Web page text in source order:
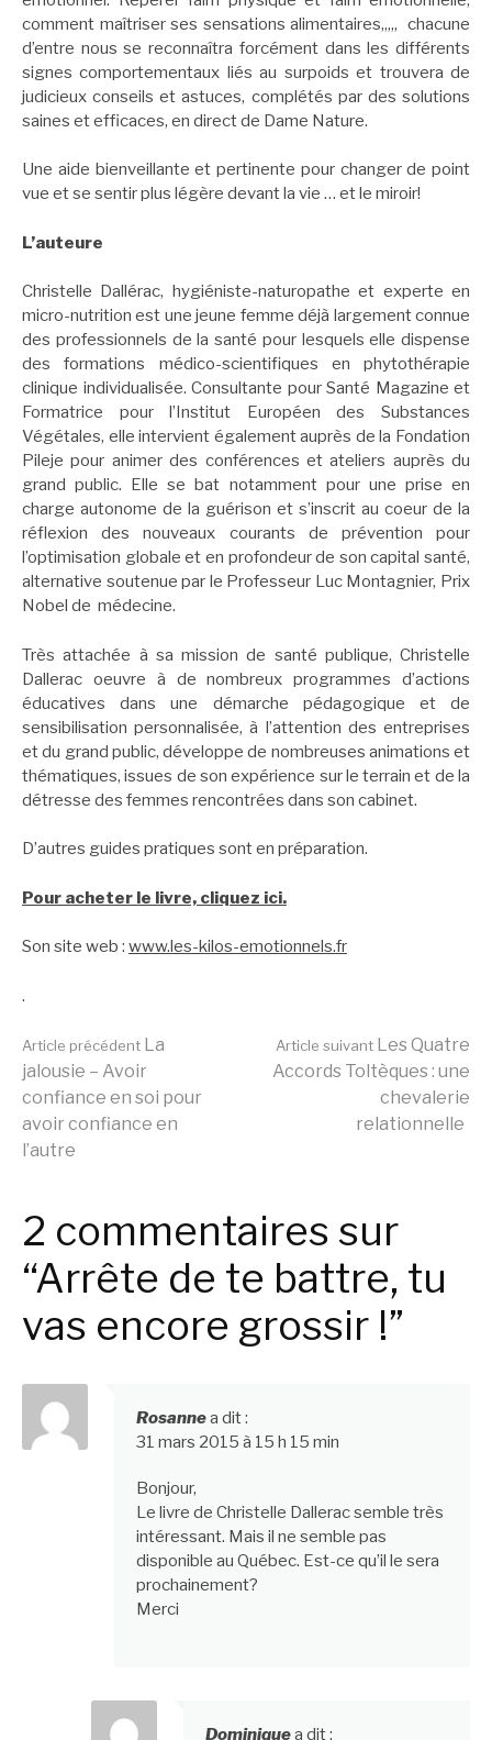
comment maîtriser ses sensations alimentaires,,,,, chacune
d’entre nous se reconnaîtra forcément dans les différents
signes comportementaux liés au surpoids et trouvera de
judicieux conseils et astuces, complétés par des solutions
saines et efficaces, en direct de Dame Nature.
Une aide bienveillante et pertinente pour changer de point
vue et se sentir plus légère devant la vie … et le miroir!
L’auteure
Christelle Dallérac, hygiéniste-naturopathe et experte en
micro-nutrition est une jeune femme déjà largement connue
des professionnels de la santé pour lesquels elle dispense
des formations médico-scientifiques en phytothérapie
clinique individualisée. Consultante pour Santé Magazine et
Formatrice pour l’Institut Européen des Substances
Végétales, elle intervient également auprès de la Fondation
Pileje pour animer des conférences et ateliers auprès du
grand public. Elle se bat notamment pour une prise en
charge autonome de la guérison et s’inscrit au coeur de la
réflexion des nouveaux courants de prévention pour
l’optimisation globale et en profondeur de son capital santé,
alternative soutenue par le Professeur Luc Montagnier, Prix
Nobel de médecine.
Très attachée à sa mission de santé publique, Christelle
Dallerac oeuvre à de nombreux programmes d’actions
éducatives dans une démarche pédagogique et de
sensibilisation personnalisée, à l’attention des entreprises
et du grand public, développe de nombreuses animations et
thématiques, issues de son expérience sur le terrain et de la
détresse des femmes rencontrées dans son cabinet.
D’autres guides pratiques sont en préparation.
Pour acheter le livre, cliquez ici.
Son site web : www.les-kilos-emotionnels.fr
.
Lire
la
suite
Article précédent La
jalousie – Avoir
confiance en soi pour
avoir confiance en
l’autre
Article suivant Les Quatre
Accords Toltèques : une
chevalerie
relationnelle
2 commentaires sur
“Arrête de te battre, tu
vas encore grossir !”
Rosannea dit :
31 mars 2015 à 15 h 15 min
Bonjour,
Le livre de Christelle Dallerac semble très
intéressant. Mais il ne semble pas
disponible au Québec. Est-ce qu’il le sera
prochainement?
Merci
Dominiquea dit :